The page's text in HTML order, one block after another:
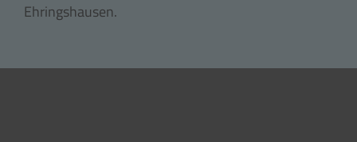
Ehringshausen.